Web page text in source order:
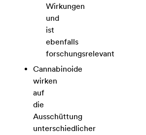
Wirkungen
und
ist
ebenfalls
forschungsrelevant
Cannabinoide
wirken
auf
die
Ausschüttung
unterschiedlicher